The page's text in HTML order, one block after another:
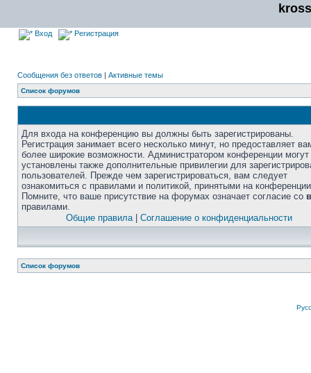
Вход Регистрация
Сообщения без ответов | Активные темы
Список форумов
Для входа на конференцию вы должны быть зарегистрированы.
Регистрация занимает всего несколько минут, но предоставляет
более широкие возможности. Администратором конференции
установлены также дополнительные привилегии для
пользователей. Прежде чем зарегистрироваться, вам следует
ознакомиться с правилами и политикой, принятыми на
Помните, что ваше присутствие на форумах означает согласие со
правилами.
Общие правила| Соглашение о конфиденциальности
Список форумов